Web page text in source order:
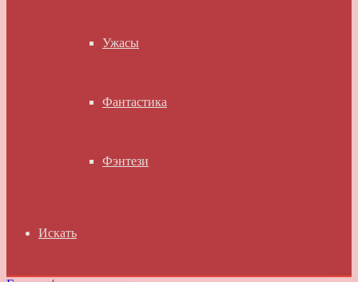
Ужасы
Фантастика
Фэнтези
Искать